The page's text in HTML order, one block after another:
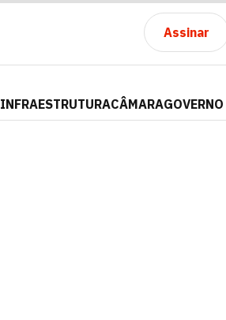
Assinar
INFRAESTRUTURACÂMARA